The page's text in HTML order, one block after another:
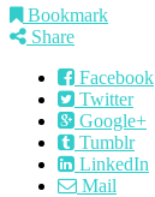
Bookmark
Share
Facebook
Twitter
Google+
Tumblr
LinkedIn
Mail